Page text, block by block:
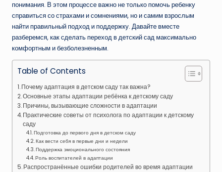
понимания. В этом процессе важно не только помочь ребенку
справиться со страхами и сомнениями, но и самим взрослым
найти правильный подход и поддержку. Давайте вместе
разберемся, как сделать переход в детский сад максимально
комфортным и безболезненным.
Table of Contents
Почему адаптация в детском саду так важна?
Основные этапы адаптации ребёнка к детскому саду
Причины, вызывающие сложности в адаптации
Практические советы от психолога по адаптации к детскому
саду
Подготовка до первого дня в детском саду
Как вести себя в первые дни и недели
Поддержка эмоционального состояния
Роль воспитателей в адаптации
Распространённые ошибки родителей во время адаптации